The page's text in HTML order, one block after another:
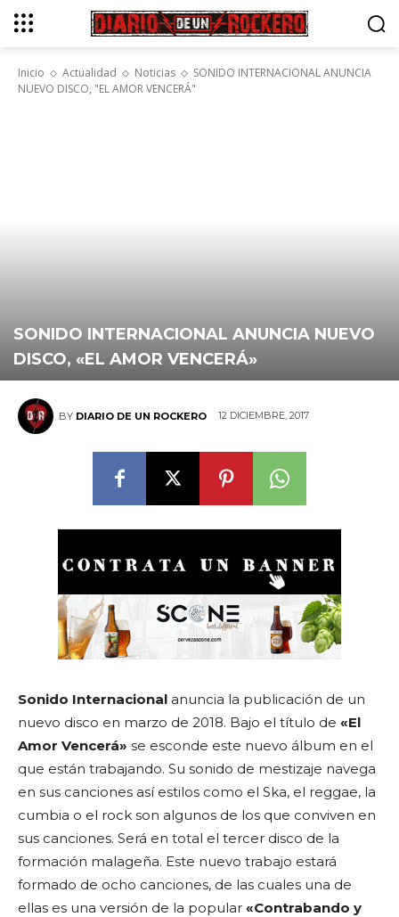
Inicio Actualidad Noticias
SONIDO INTERNACIONAL ANUNCIA
NUEVO DISCO, "EL AMOR VENCERÁ"
SONIDO INTERNACIONAL ANUNCIA NUEVO
DISCO, «EL AMOR VENCERÁ»
BY DIARIO DE UN ROCKERO 12 DICIEMBRE, 2017
Sonido Internacional anuncia la publicación de un
nuevo disco en marzo de 2018. Bajo el título de «El
Amor Vencerá» se esconde este nuevo álbum en el
que están trabajando. Su sonido de mestizaje navega
en sus canciones así estilos como el Ska, el reggae, la
cumbia o el rock son algunos de los que conviven en
sus canciones. Será en total el tercer disco de la
formación malageña. Este nuevo trabajo estará
formado de ocho canciones, de las cuales una de
ellas es una versión de la popular «Contrabando y